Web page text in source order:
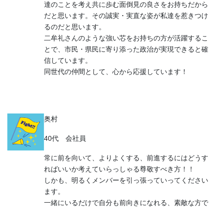
達のことを考え共に歩む面倒見の良さをお持ちだから
だと思います。その誠実・実直な姿が私達を惹きつけ
るのだと思います。
二牟礼さんのような強い芯をお持ちの方が活躍するこ
とで、市民・県民に寄り添った政治が実現できると確
信しています。
同世代の仲間として、心から応援しています！
奥村
40代 会社員
常に前を向いて、よりよくする、前進するにはどうす
ればいいか考えていらっしゃる尊敬すべき方！！
しかも、明るくメンバーを引っ張っていってください
ます。
一緒にいるだけで自分も前向きになれる、素敵な方で